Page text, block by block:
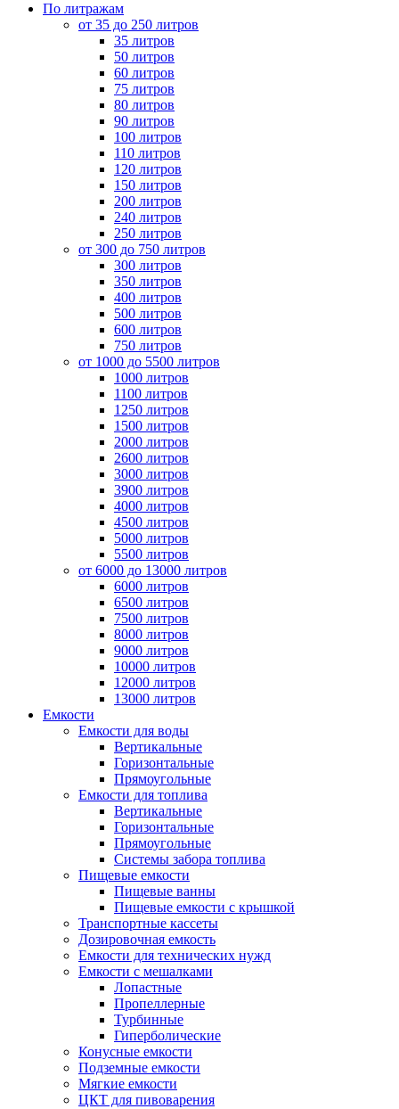
По литражам
от 35 до 250 литров
35 литров
50 литров
60 литров
75 литров
80 литров
90 литров
100 литров
110 литров
120 литров
150 литров
200 литров
240 литров
250 литров
от 300 до 750 литров
300 литров
350 литров
400 литров
500 литров
600 литров
750 литров
от 1000 до 5500 литров
1000 литров
1100 литров
1250 литров
1500 литров
2000 литров
2600 литров
3000 литров
3900 литров
4000 литров
4500 литров
5000 литров
5500 литров
от 6000 до 13000 литров
6000 литров
6500 литров
7500 литров
8000 литров
9000 литров
10000 литров
12000 литров
13000 литров
Емкости
Емкости для воды
Вертикальные
Горизонтальные
Прямоугольные
Емкости для топлива
Вертикальные
Горизонтальные
Прямоугольные
Системы забора топлива
Пищевые емкости
Пищевые ванны
Пищевые емкости с крышкой
Транспортные кассеты
Дозировочная емкость
Емкости для технических нужд
Емкости с мешалками
Лопастные
Пропеллерные
Турбинные
Гиперболические
Конусные емкости
Подземные емкости
Мягкие емкости
ЦКТ для пивоварения